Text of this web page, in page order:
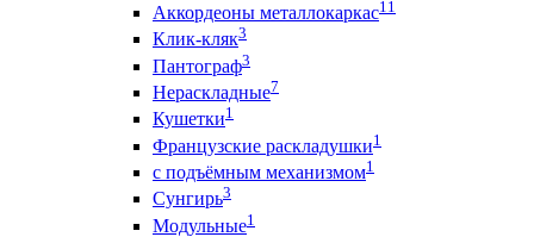
Аккордеоны металлокаркас11
Клик-кляк3
Пантограф3
Нераскладные7
Кушетки1
Французские раскладушки1
с подъёмным механизмом1
Сунгирь3
Модульные1